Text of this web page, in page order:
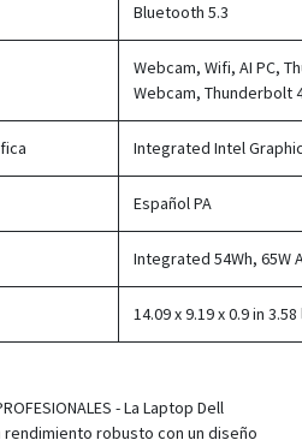
Bluetooth 5.3
Webcam, Wifi, AI PC,
Webcam, Thunderbolt
Integrated Intel
Español PA
Integrated 54Wh, 65W
14.09 x 9.19 x 0.9 in
- La Laptop Dell
rendimiento robusto con un diseño